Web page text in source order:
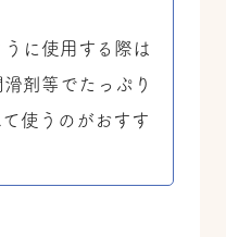
に使用する際は
剤等でたっぷり
て使うのがおすす